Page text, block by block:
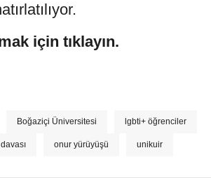
için tıklayın.
Boğaziçi Üniversitesi lgbti+ öğrenciler
onur yürüyüşü unikuir